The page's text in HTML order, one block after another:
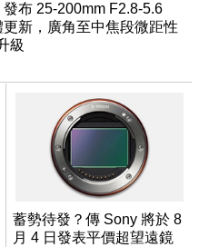
發布 25-200mm F2.8-5.6
更新，廣角至中焦段微距性
級
蓄勢待發？傳 Sony 將於 8
月 4 日發表平價超望遠鏡